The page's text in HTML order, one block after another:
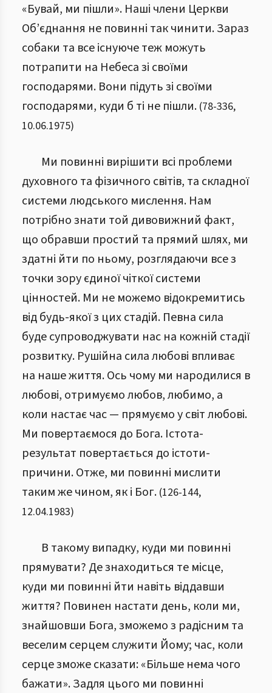
«Бувай, ми пішли». Наші члени Церкви
Об’єднання не повинні так чинити. Зараз
собаки та все існуюче теж можуть
потрапити на Небеса зі своїми
господарями. Вони підуть зі своїми
господарями, куди б ті не пішли. (78-336,
10.06.1975)
Ми повинні вирішити всі проблеми
духовного та фізичного світів, та складної
системи людського мислення. Нам
потрібно знати той дивовижний факт,
що обравши простий та прямий шлях, ми
здатні йти по ньому, розглядаючи все з
точки зору єдиної чіткої системи
цінностей. Ми не можемо відокремитись
від будь-якої з цих стадій. Певна сила
буде супроводжувати нас на кожній стадії
розвитку. Рушійна сила любові впливає
на наше життя. Ось чому ми народилися в
любові, отримуємо любов, любимо, а
коли настає час — прямуємо у світ любові.
Ми повертаємося до Бога. Істота-
результат повертається до істоти-
причини. Отже, ми повинні мислити
таким же чином, як і Бог. (126-144,
12.04.1983)
В такому випадку, куди ми повинні
прямувати? Де знаходиться те місце,
куди ми повинні йти навіть віддавши
життя? Повинен настати день, коли ми,
знайшовши Бога, зможемо з радісним та
веселим серцем служити Йому; час, коли
серце зможе сказати: «Більше нема чого
бажати». Задля цього ми повинні